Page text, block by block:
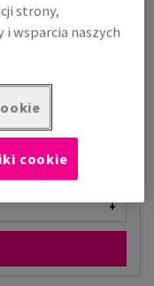
+
strony,
wsparcia naszych
cookie